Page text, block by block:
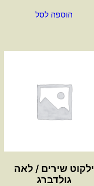
הוספה לסל
ילקוט שירים / לאה
גולדברג